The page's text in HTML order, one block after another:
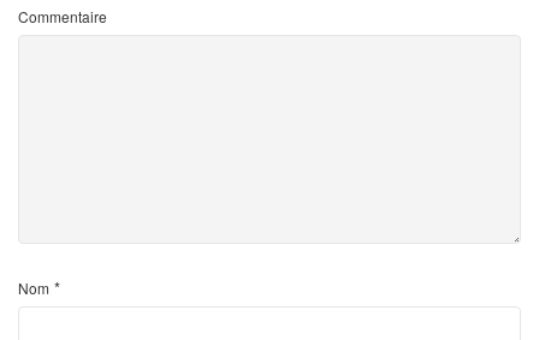
Commentaire
Nom *